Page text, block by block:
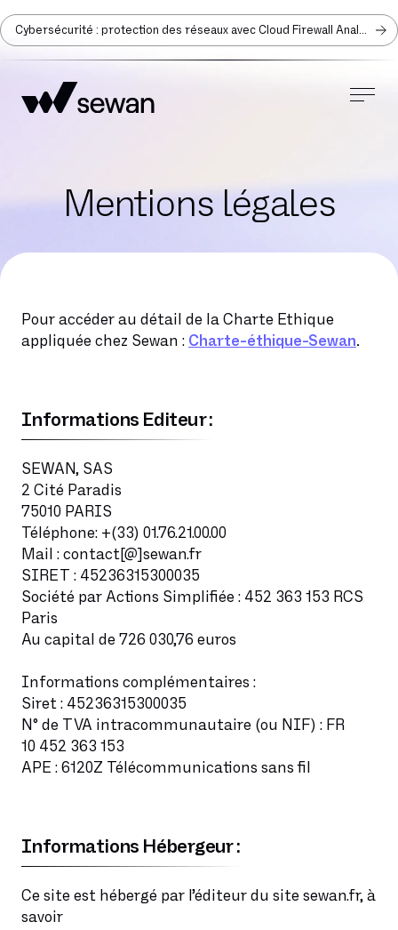
Cybersécurité : protection des réseaux avec Cloud Firewall Analyzer
Mentions légales
Pour accéder au détail de la Charte Ethique
appliquée chez Sewan : Charte-éthique-Sewan.
Informations Editeur :
SEWAN, SAS
2 Cité Paradis
75010 PARIS
Téléphone: +(33) 01.76.21.00.00
Mail : contact[@]sewan.fr
SIRET : 45236315300035
Société par Actions Simplifiée : 452 363 153 RCS
Paris
Au capital de 726 030,76 euros
Informations complémentaires :
Siret : 45236315300035
N° de TVA intracommunautaire (ou NIF) : FR
10 452 363 153
APE : 6120Z Télécommunications sans fil
Informations Hébergeur :
Ce site est hébergé par l’éditeur du site sewan.fr, à
savoir